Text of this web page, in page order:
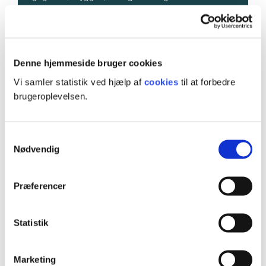
Denne hjemmeside bruger cookies
Vi samler statistik ved hjælp af cookies til at forbedre
brugeroplevelsen.
Nødvendig
Præferencer
Statistik
Marketing
Vejle.
UCL’s campus på Boulevarden ligger centralt i
hyggelige gågade og centret Bryggen, eller til